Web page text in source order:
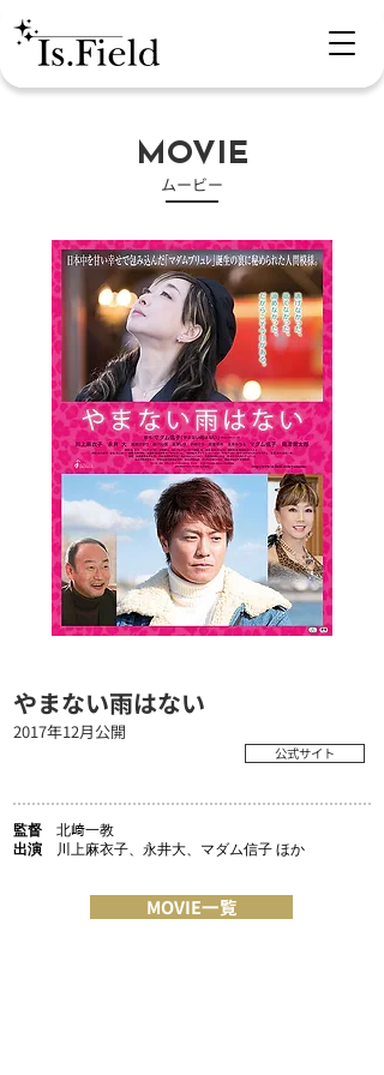
MOVIE
​ムービー
やまない雨はない
2017年12月公開
公式サイト
監督 北﨑一教
出演
川上麻衣子、永井大、マダム信子 ほか
MOVIE一覧